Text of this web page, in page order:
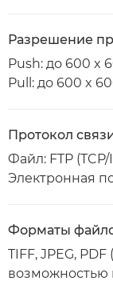
Разрешение
Push: до 600 x
Pull: до 600 x
Протокол
Файл: FTP (TCP/
Электронная
Форматы
TIFF, JPEG,
возможностью